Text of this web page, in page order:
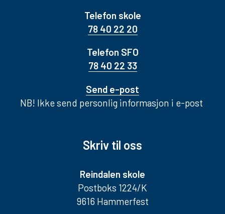
Telefon skole
78 40 22 20
Telefon SFO
78 40 22 33
Send e-post
NB! Ikke send personlig informasjon i e-post
Skriv til oss
Reindalen skole
Postboks 1224/K
9616 Hammerfest